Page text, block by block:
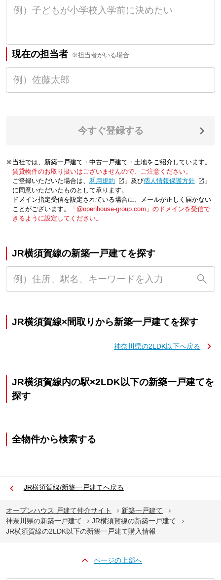
現在の担当者 ※担当者がいる場合
今すぐ登録する
※当社では、新築一戸建て・中古一戸建て・土地をご紹介しています。
賃貸物件のお取り扱いはございませんので、ご注意ください。
ご登録いただいた場合は、「利用規約 」及び「個人情報保護方針
」
に同意いただいたものとして承ります。
ドメイン指定受信を設定されている場合に、メールが正しく届かない
ことがございます。
「@openhouse-group.com」のドメインを受信で
きるように設定してください。
JR横須賀線の新築一戸建てを探す
JR横須賀線×間取りから新築一戸建てを探す
神奈川県の2LDK以下へ戻る
JR横須賀線内の駅×2LDK以下の新築一戸建てを
探す
全物件から検索する
JR横須賀線/新築一戸建てへ戻る
オープンハウス 戸建て仲介サイト
新築一戸建て
神奈川県の新築一戸建て
JR横須賀線の新築一戸建て
JR横須賀線の2LDK以下の新築一戸建て購入情報
ページの上部へ